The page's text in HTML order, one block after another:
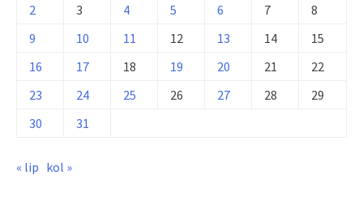
2
3 4 5 6 7
8
9
10 11 12 13 14
15
16
17 18 19 20 21
22
23
24 25 26 27 28
29
30
31
« lip kol »